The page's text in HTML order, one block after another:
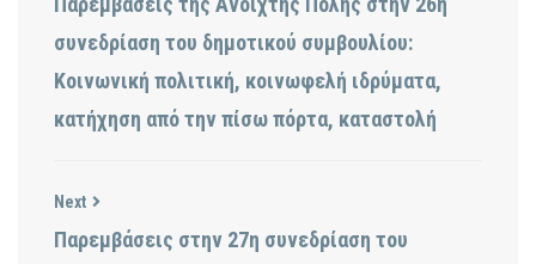
συνεδρίαση του δημοτικού συμβουλίου:
Κοινωνική πολιτική, κοινωφελή ιδρύματα,
κατήχηση από την πίσω πόρτα, καταστολή
Next
Παρεμβάσεις στην 27η συνεδρίαση του